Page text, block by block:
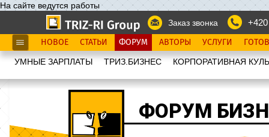
На сайте ведутся работы
Заказ звонка
НОВОЕ СТАТЬИ ФОРУМ АВТОРЫ УСЛУГИ
УМНЫЕ ЗАРПЛАТЫ ТРИЗ.БИЗНЕС КОРПОРАТИВНАЯ
ФОРУМ